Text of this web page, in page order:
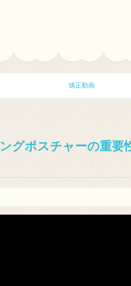
矯正動画
グポスチャーの重要